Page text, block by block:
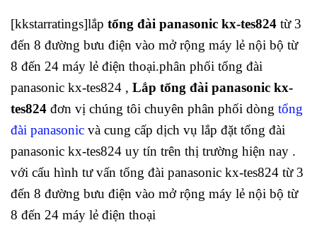
[kkstarratings]lắp tổng đài panasonic kx-tes824 từ 3
đến 8 đường bưu điện vào mở rộng máy lẻ nội bộ từ
8 đến 24 máy lẻ điện thoại.phân phối tổng đài
panasonic kx-tes824 , Lắp tổng đài panasonic kx-
tes824 đơn vị chúng tôi chuyên phân phối dòng tổng
đài panasonic và cung cấp dịch vụ lắp đặt tổng đài
panasonic kx-tes824 uy tín trên thị trường hiện nay .
với cấu hình tư vấn tổng đài panasonic kx-tes824 từ 3
đến 8 đường bưu điện vào mở rộng máy lẻ nội bộ từ
8 đến 24 máy lẻ điện thoại